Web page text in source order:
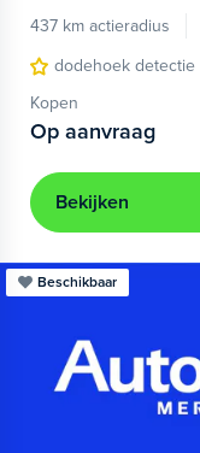
437 km actieradius
dodehoek detectie
Kopen
Op aanvraag
Bekijken
Beschikbaar